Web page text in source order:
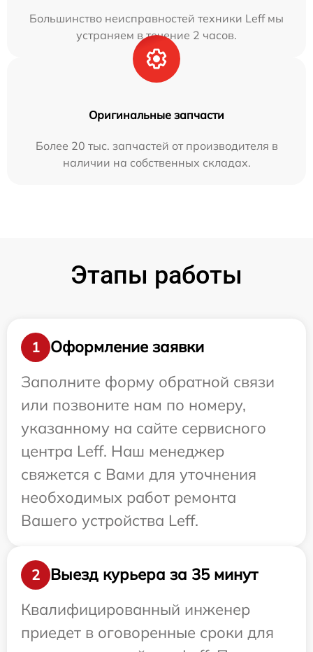
Большинство неисправностей техники Leff мы
устраняем в течение 2 часов.
Оригинальные запчасти
Более 20 тыс. запчастей от производителя в
наличии на собственных складах.
Этапы работы
1
Оформление заявки
Заполните форму обратной связи
или позвоните нам по номеру,
указанному на сайте сервисного
центра Leff. Наш менеджер
свяжется с Вами для уточнения
необходимых работ ремонта
Вашего устройства Leff.
2
Выезд курьера за 35 минут
Квалифицированный инженер
приедет в оговоренные сроки для